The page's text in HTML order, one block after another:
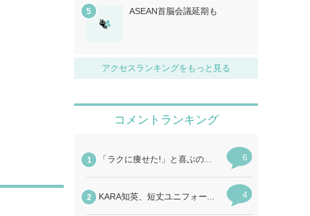
ASEAN首脳会議延期も
アクセスランキングをもっと見る